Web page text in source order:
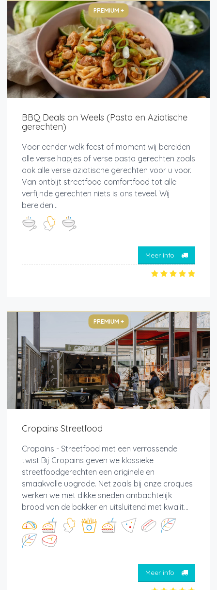
PREMIUM +
BBQ Deals on Weels (Pasta en Aziatische
gerechten)
Voor eender welk feest of moment wij bereiden
alle verse hapjes of verse pasta gerechten zoals
ook alle verse aziatische gerechten voor u voor.
Van ontbijt streetfood comfortfood tot alle
verfijnde gerechten niets is ons teveel. Wij
bereiden...
Meer info
PREMIUM +
Cropains Streetfood
Cropains - Streetfood met een verrassende
twist Bij Cropains geven we klassieke
streetfoodgerechten een originele en
smaakvolle upgrade. Net zoals bij onze croques
werken we met dikke sneden ambachtelijk
brood van de bakker en uitsluitend met kwalit...
Meer info